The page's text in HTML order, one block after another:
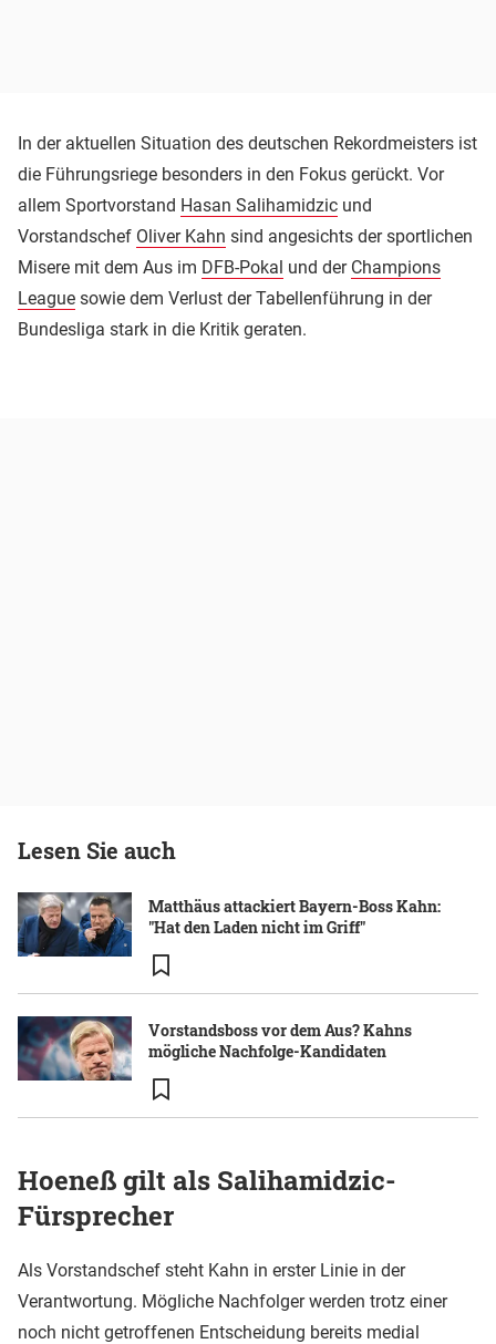
In der aktuellen Situation des deutschen Rekordmeisters ist
die Führungsriege besonders in den Fokus gerückt. Vor
allem Sportvorstand Hasan Salihamidzic und
Vorstandschef Oliver Kahn sind angesichts der sportlichen
Misere mit dem Aus im DFB-Pokal und der Champions
League sowie dem Verlust der Tabellenführung in der
Bundesliga stark in die Kritik geraten.
Lesen Sie auch
Matthäus attackiert Bayern-Boss Kahn:
"Hat den Laden nicht im Griff"
Vorstandsboss vor dem Aus? Kahns
mögliche Nachfolge-Kandidaten
Hoeneß gilt als Salihamidzic-
Fürsprecher
Als Vorstandschef steht Kahn in erster Linie in der
Verantwortung. Mögliche Nachfolger werden trotz einer
noch nicht getroffenen Entscheidung bereits medial